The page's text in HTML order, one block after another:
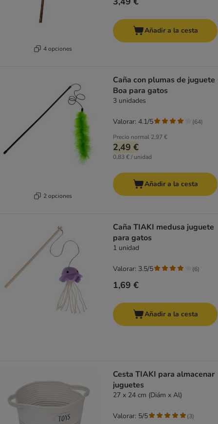
4 opciones
Añadir a la cesta
2 opciones
Caña con plumas de juguete
Boa para gatos
3 unidades
Precio normal 2,97 €
2,49 €
0,83 € / unidad
Valorar: 4.1/5 (64)
Añadir a la cesta
Caña TIAKI medusa juguete
para gatos
1 unidad
1,69 €
Valorar: 3.5/5 (6)
Añadir a la cesta
Cesta TIAKI para almacenar
juguetes
27 x 24 cm (Diám x Al)
Valorar: 5/5 (3)